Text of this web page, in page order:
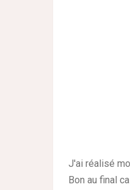
J'ai réalisé
Bon au final